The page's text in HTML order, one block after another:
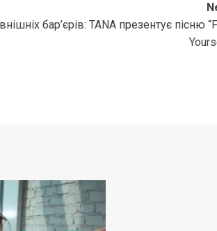
бар’єрів: TANA презентує пісню